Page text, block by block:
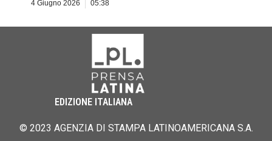
4 Giugno 2026 05:38
EDIZIONE ITALIANA
© 2023 AGENZIA DI STAMPA LATINOAMERICANA S.A.